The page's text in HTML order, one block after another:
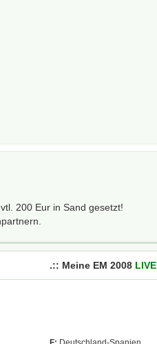
200 Eur in Sand gesetzt!
.:: Meine EM 2008 LIVE